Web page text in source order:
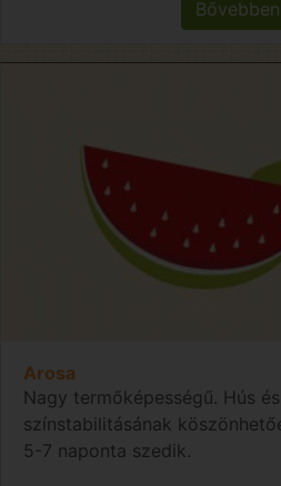
Bővebben
Arosa
Nagy termőképességű. Hús
színstabilitásának
5-7 naponta szedik.